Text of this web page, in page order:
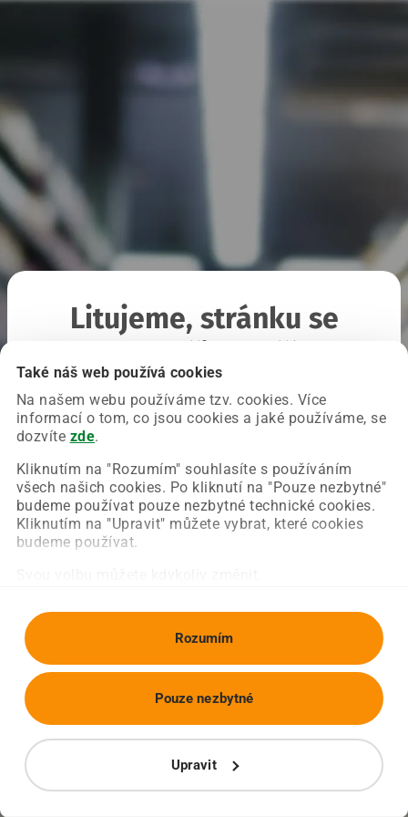
Také náš web používá cookies
Na našem webu používáme tzv. cookies. Více
informací o tom, co jsou cookies a jaké používáme, se
dozvíte zde.
Kliknutím na "Rozumím" souhlasíte s používáním
všech našich cookies. Po kliknutí na "Pouze nezbytné"
budeme používat pouze nezbytné technické cookies.
Kliknutím na "Upravit" můžete vybrat, které cookies
budeme používat.
Rozumím
Upravit
Pouze nezbytné
Litujeme, stránku se
Chyba nastala na naší straně a už ji opravujeme.
Zkuste prosím znovu načíst požadovanou stránku.
Obnovit stránku Úvodní strana